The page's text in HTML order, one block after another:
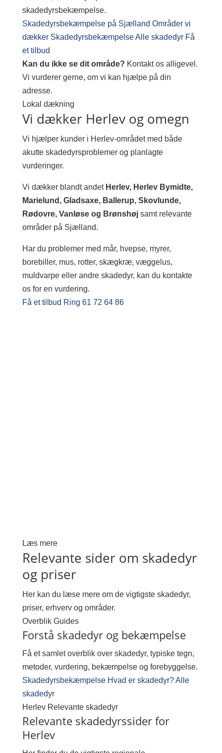
skadedyrsbekæmpelse.
Skadedyrsbekæmpelse på Sjælland Områder vi
dækker SkadedyrsbekæmpelseAlle skadedyr Få
et tilbud
Kan du ikke se dit område? Kontakt os alligevel.
Vi vurderer gerne, om vi kan hjælpe på din
adresse.
Lokal dækning
Vi dækker Herlev og omegn
Vi hjælper kunder i Herlev-området med både
akutte skadedyrsproblemer og planlagte
vurderinger.
Vi dækker blandt andet Herlev, Herlev Bymidte,
Marielund, Gladsaxe, Ballerup, Skovlunde,
Rødovre, Vanløse og Brønshøjsamt relevante
områder på Sjælland.
Har du problemer med mår, hvepse, myrer,
borebiller, mus, rotter, skægkræ, væggelus,
muldvarpe eller andre skadedyr, kan du kontakte
os for en vurdering.
Få et tilbud Ring 61 72 64 86
Læs mere
Relevante sider om skadedyr
og priser
Her kan du læse mere om de vigtigste skadedyr,
priser, erhverv og områder.
Overblik Guides
Forstå skadedyr og bekæmpelse
Få et samlet overblik over skadedyr, typiske tegn,
metoder, vurdering, bekæmpelse og forebyggelse.
Skadedyrsbekæmpelse Hvad er skadedyr?Alle
skadedyr
Herlev Relevante skadedyr
Relevante skadedyrssider for
Herlev